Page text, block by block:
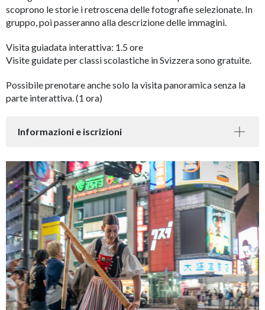
scoprono le storie i retroscena delle fotografie selezionate. In
gruppo, poi passeranno alla descrizione delle immagini.
Visita guiadata interattiva: 1.5 ore
Visite guidate per classi scolastiche in Svizzera sono gratuite.
Possibile prenotare anche solo la visita panoramica senza la
parte interattiva. (1 ora)
Informazioni e iscrizioni